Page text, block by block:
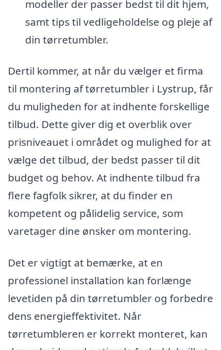
modeller der passer bedst til dit hjem,
samt tips til vedligeholdelse og pleje af
din tørretumbler.
Dertil kommer, at når du vælger et firma
til montering af tørretumbler i Lystrup, får
du muligheden for at indhente forskellige
tilbud. Dette giver dig et overblik over
prisniveauet i området og mulighed for at
vælge det tilbud, der bedst passer til dit
budget og behov. At indhente tilbud fra
flere fagfolk sikrer, at du finder en
kompetent og pålidelig service, som
varetager dine ønsker om montering.
Det er vigtigt at bemærke, at en
professionel installation kan forlænge
levetiden på din tørretumbler og forbedre
dens energieffektivitet. Når
tørretumbleren er korrekt monteret, kan